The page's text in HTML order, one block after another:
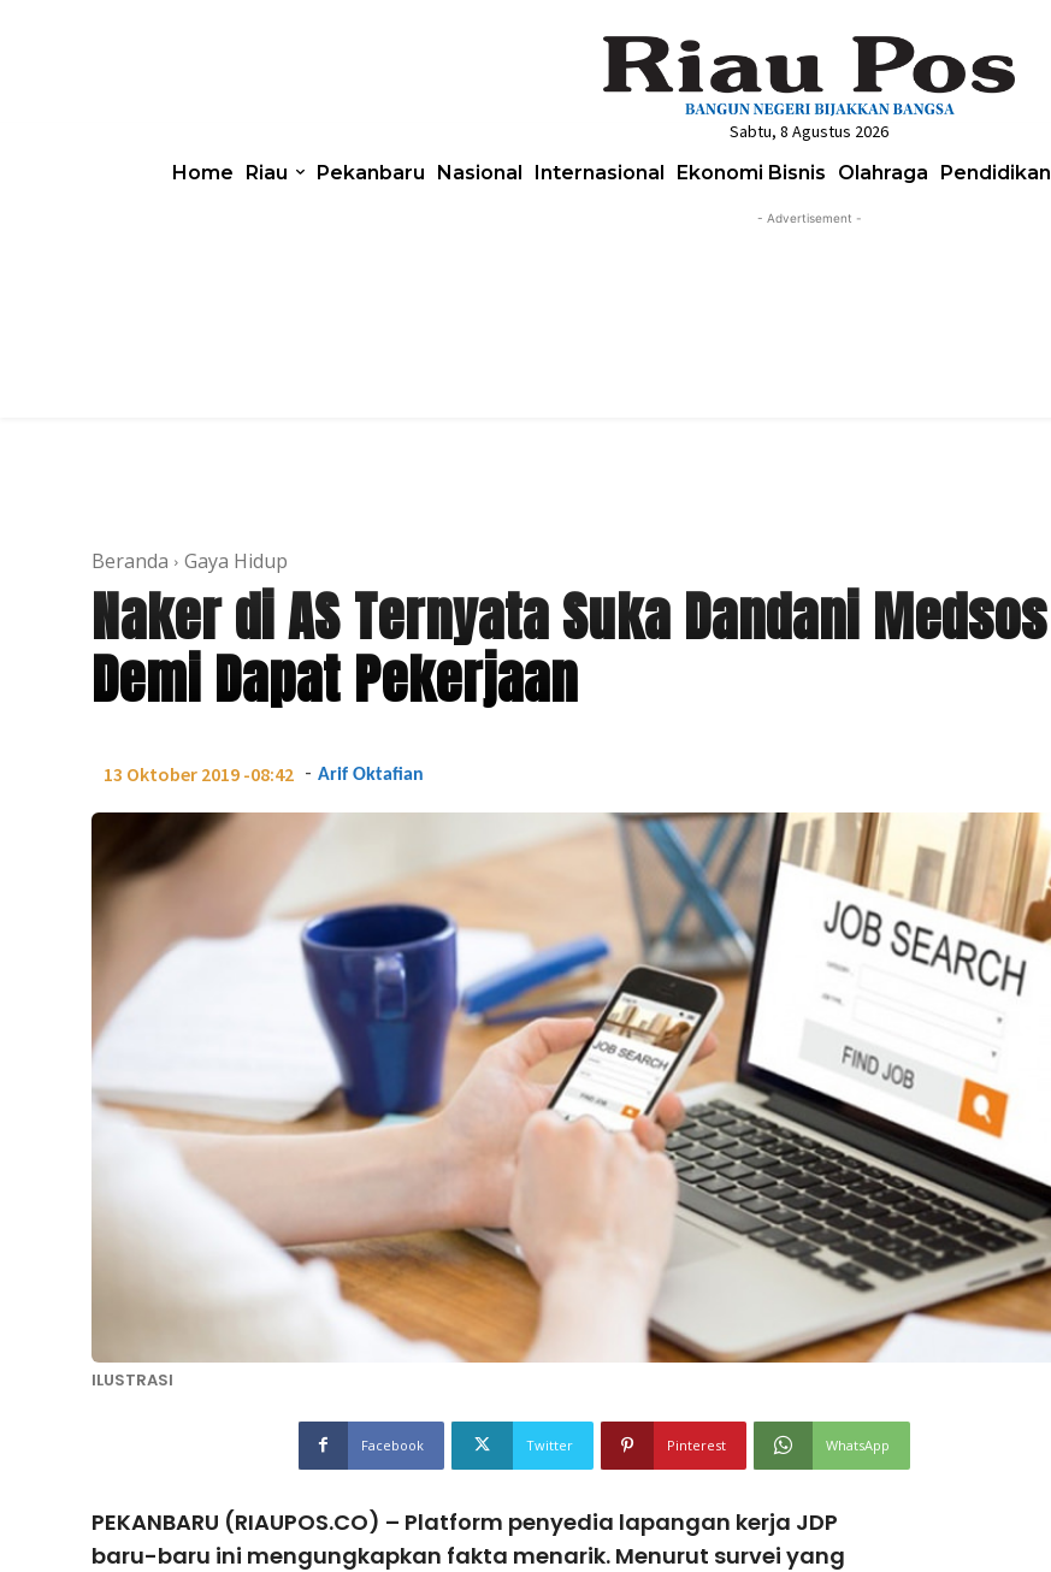
Sabtu, 8 Agustus 2026
Home Riau Pekanbaru Nasional Internasional Ekonomi Bisnis Olahraga Pendidikan
- Advertisement -
Beranda Gaya Hidup
Naker di AS Ternyata Suka Dandani Medsos
Demi Dapat Pekerjaan
13 Oktober 2019 -08:42 - Arif Oktafian
ILUSTRASI
Facebook Twitter Pinterest WhatsApp
PEKANBARU (RIAUPOS.CO) – Platform penyedia lapangan kerja JDP
baru-baru ini mengungkapkan fakta menarik. Menurut survei yang